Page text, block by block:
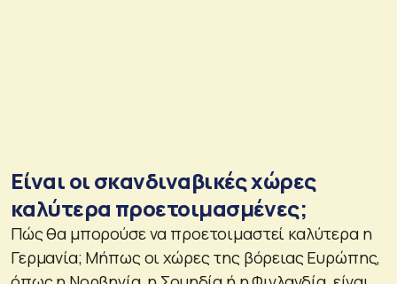
Είναι οι σκανδιναβικές χώρες
καλύτερα προετοιμασμένες;
Πώς θα μπορούσε να προετοιμαστεί καλύτερα η
Γερμανία; Μήπως οι χώρες της βόρειας Ευρώπης,